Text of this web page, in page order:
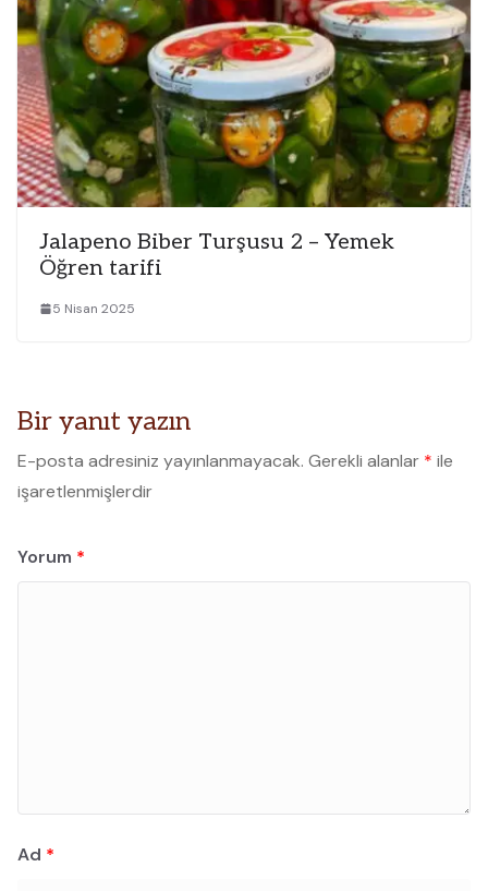
Jalapeno Biber Turşusu 2 – Yemek
Öğren tarifi
5 Nisan 2025
Bir yanıt yazın
E-posta adresiniz yayınlanmayacak. Gerekli alanlar * ile
işaretlenmişlerdir
Yorum *
Ad *